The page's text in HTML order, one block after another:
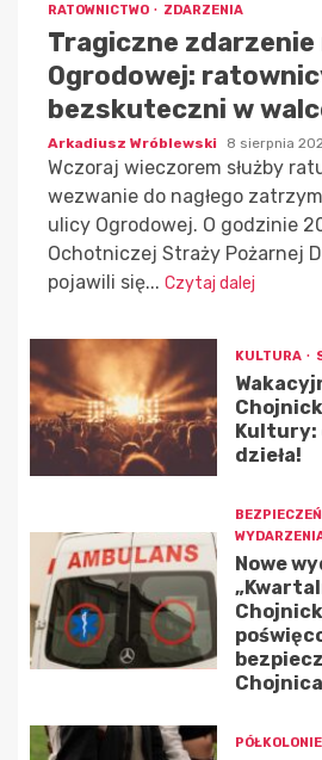
RATOWNICTWO ZDARZENIA
Tragiczne zdarzenie
Ogrodowej:
bezskuteczni w
Arkadiusz Wróblewski 8 sierpnia
Wczoraj wieczorem służby
wezwanie do nagłego
ulicy Ogrodowej. O godzinie
Ochotniczej Straży Pożarnej
pojawili się... Czytaj dalej
KULTURA
Kultury:
dzieła!
Nowe
PÓŁKOLONIE